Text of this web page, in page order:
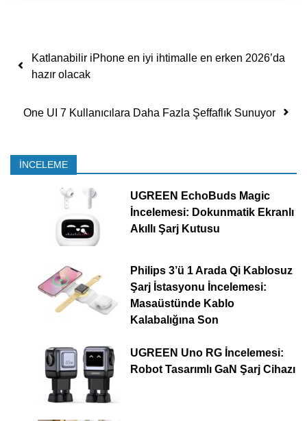
Yazı dolaşımı
Katlanabilir iPhone en iyi ihtimalle en erken 2026’da
hazır olacak
One UI 7 Kullanıcılara Daha Fazla Şeffaflık Sunuyor
İNCELEME
UGREEN EchoBuds Magic
İncelemesi: Dokunmatik Ekranlı
Akıllı Şarj Kutusu
Philips 3’ü 1 Arada Qi Kablosuz
Şarj İstasyonu İncelemesi:
Masaüstünde Kablo
Kalabalığına Son
UGREEN Uno RG İncelemesi:
Robot Tasarımlı GaN Şarj Cihazı